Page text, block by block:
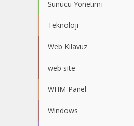
Sunucu Yönetimi
Teknoloji
Web Kılavuz
web site
WHM Panel
Windows